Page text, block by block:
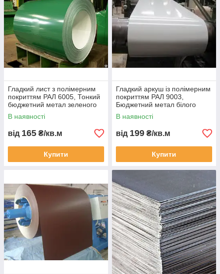
Гладкий лист з полімерним
покриттям РАЛ 6005, Тонкий
бюджетний метал зеленого
кольору 0.2 мм
В наявності
від 165 ₴/кв.м
Купити
Гладкий аркуш із полімерним
покриттям РАЛ 9003,
Бюджетний метал білого
кольору 0.3 мм.
В наявності
від 199 ₴/кв.м
Купити